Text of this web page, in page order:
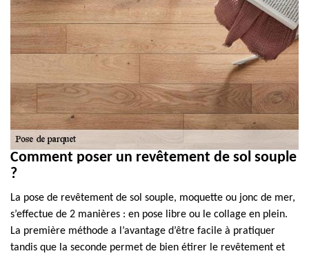
Comment poser un revêtement de sol souple
?
La pose de revêtement de sol souple, moquette ou jonc de mer,
s’effectue de 2 manières : en pose libre ou le collage en plein.
La première méthode a l’avantage d’être facile à pratiquer
tandis que la seconde permet de bien étirer le revêtement et